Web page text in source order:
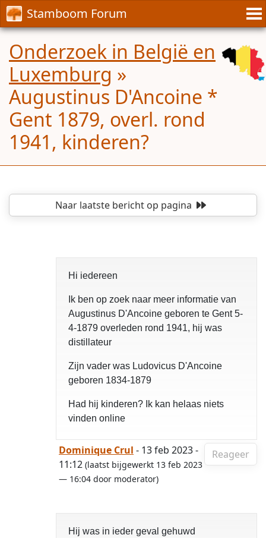
Stamboom Forum
Onderzoek in België en
Luxemburg »
Augustinus D'Ancoine *
Gent 1879, overl. rond
1941, kinderen?
Naar laatste berichtop pagina
Hi iedereen
Ik ben op zoek naar meer informatie van
Augustinus D'Ancoine geboren te Gent 5-
4-1879 overleden rond 1941, hij was
distillateur
Zijn vader was Ludovicus D'Ancoine
geboren 1834-1879
Had hij kinderen? Ik kan helaas niets
vinden online
Reageer
Dominique Crul - 13 feb 2023 -
11:12 (laatst bijgewerkt 13 feb 2023
— 16:04 door moderator)
Hij was in ieder geval gehuwd